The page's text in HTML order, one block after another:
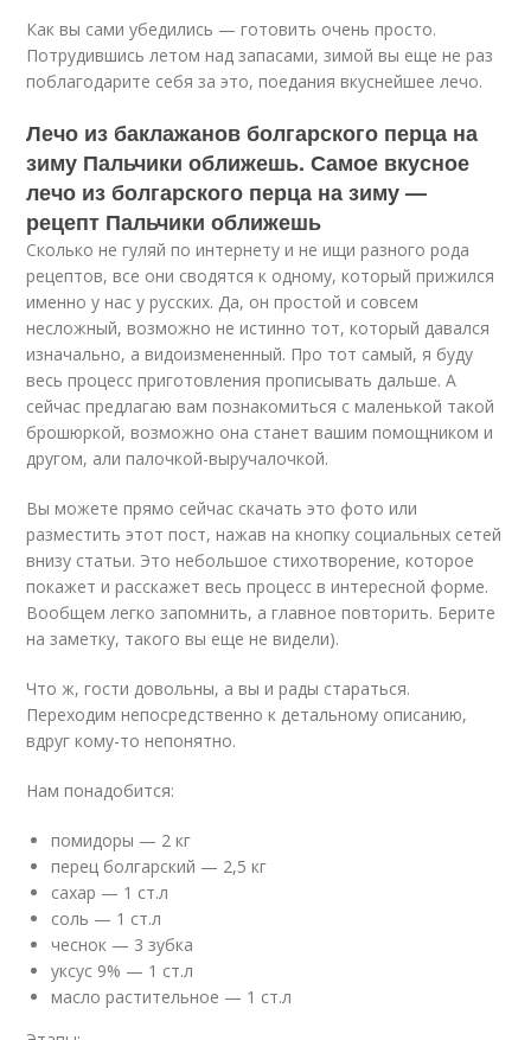
Как вы сами убедились — готовить очень просто.
Потрудившись летом над запасами, зимой вы еще не раз
поблагодарите себя за это, поедания вкуснейшее лечо.
Лечо из баклажанов болгарского перца на
зиму Пальчики оближешь. Самое вкусное
лечо из болгарского перца на зиму —
рецепт Пальчики оближешь
Сколько не гуляй по интернету и не ищи разного рода
рецептов, все они сводятся к одному, который прижился
именно у нас у русских. Да, он простой и совсем
несложный, возможно не истинно тот, который давался
изначально, а видоизмененный. Про тот самый, я буду
весь процесс приготовления прописывать дальше. А
сейчас предлагаю вам познакомиться с маленькой такой
брошюркой, возможно она станет вашим помощником и
другом, али палочкой-выручалочкой.
Вы можете прямо сейчас скачать это фото или
разместить этот пост, нажав на кнопку социальных сетей
внизу статьи. Это небольшое стихотворение, которое
покажет и расскажет весь процесс в интересной форме.
Вообщем легко запомнить, а главное повторить. Берите
на заметку, такого вы еще не видели).
Что ж, гости довольны, а вы и рады стараться.
Переходим непосредственно к детальному описанию,
вдруг кому-то непонятно.
Нам понадобится:
помидоры — 2 кг
перец болгарский — 2,5 кг
сахар — 1 ст.л
соль — 1 ст.л
чеснок — 3 зубка
уксус 9% — 1 ст.л
масло растительное — 1 ст.л